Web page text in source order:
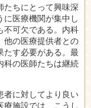
たちにとって興味深
に医療機関が集中し
不可欠である。内科
他の医療提供者との
たす必要がある。最
科の医師たちは継続
者に対してより良い
療施設では、こうし